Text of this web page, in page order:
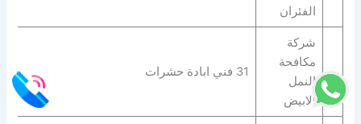
الفئران
شركة
مكافحة
النمل
الابيض
31 فني ابادة حشرات